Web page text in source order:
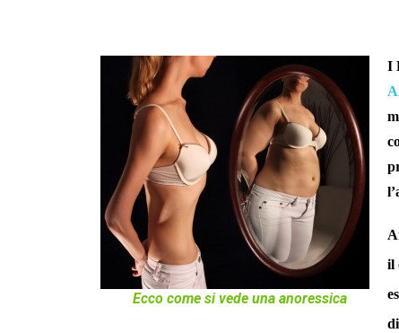
Ecco come si vede una anoressica
I
il